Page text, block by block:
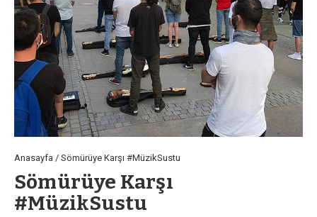
Anasayfa / Sömürüye Karşı #MüzikSustu
Sömürüye Karşı
#MüzikSustu